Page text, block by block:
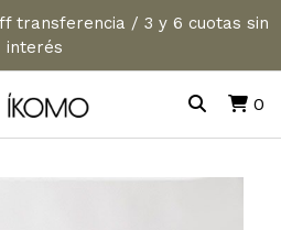
transferencia / 3 y 6 cuotas sin
interés
0